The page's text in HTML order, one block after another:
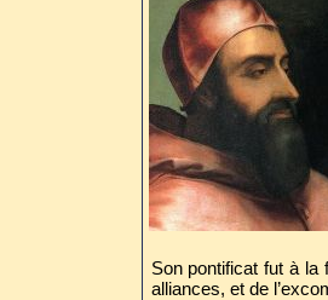
Son pontificat fut à
alliances, et de